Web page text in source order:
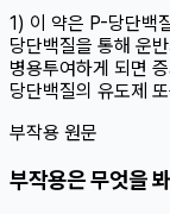
1) 이 약은 P-당단백
당단백질을 통해 운
병용투여하게 되면
당단백질의 유도제
부작용 원문
부작용은 무엇을